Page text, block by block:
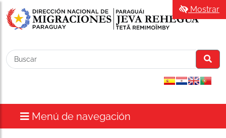
Menú de navegación
Mostrar